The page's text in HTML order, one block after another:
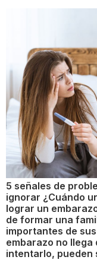
5 señales de
ignorar ¿Cuándo
lograr un
de formar una
importantes de
embarazo no llega
intentarlo,